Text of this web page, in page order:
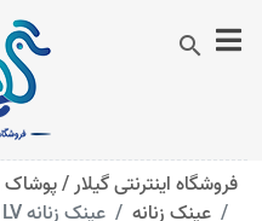
search
فروشگاه اینترنتی گیلار /پوشاک
عینک زنانه
عینک زنانه LV